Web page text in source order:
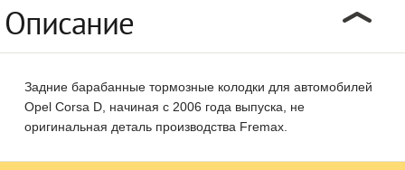
Описание
Задние барабанные тормозные колодки для автомобилей
Opel Corsa D, начиная с 2006 года выпуска, не
оригинальная деталь производства Fremax.